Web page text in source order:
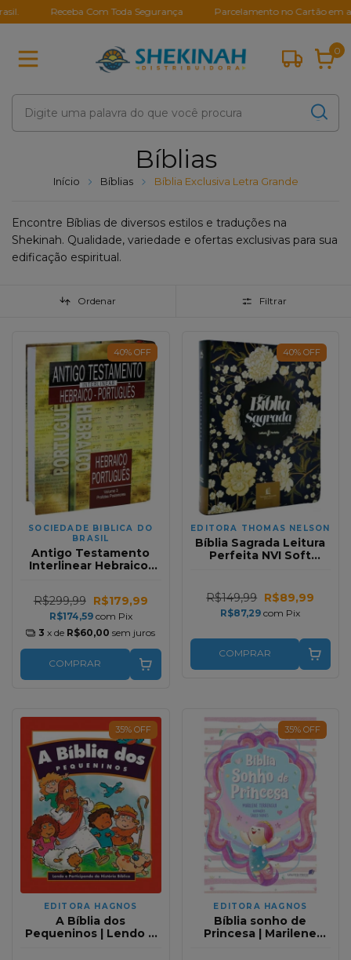
Receba Com Toda Segurança Parcelamento no Cartão em até 10X
0
Bíblias
Início Bíblias Bíblia Exclusiva Letra Grande
Encontre Bíblias de diversos estilos e traduções na
Shekinah. Qualidade, variedade e ofertas exclusivas para sua
edificação espiritual.
Ordenar Filtrar
40% OFF
SOCIEDADE BIBLICA DO
BRASIL
Antigo Testamento
Interlinear Hebraico-
R$299,99 R$179,99
R$174,59 com Pix
3 x de R$60,00 sem juros
COMPRAR
40% OFF
EDITORA THOMAS NELSON
Bíblia Sagrada Leitura
Perfeita NVI Soft
R$149,99 R$89,99
R$87,29com Pix
COMPRAR
35% OFF
EDITORA HAGNOS
A Bíblia dos
Pequeninos | Lendo e
35% OFF
EDITORA HAGNOS
Bíblia sonho de
Princesa | Marilene